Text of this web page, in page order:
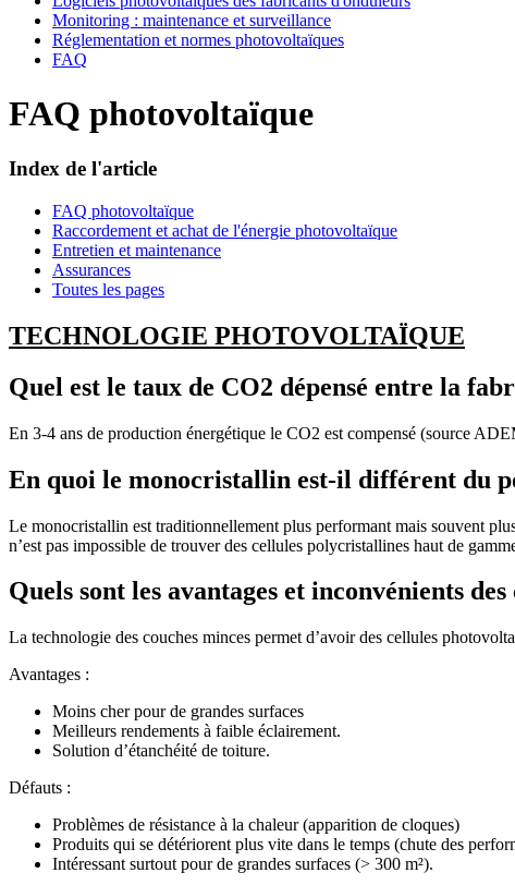
Monitoring : maintenance et surveillance
Réglementation et normes photovoltaïques
FAQ
FAQ photovoltaïque
Index de l'article
FAQ photovoltaïque
Raccordement et achat de l'énergie photovoltaïque
Entretien et maintenance
Assurances
Toutes les pages
TECHNOLOGIE PHOTOVOLTAÏQUE
Quel est le taux de CO2 dépensé entre la
En 3-4 ans de production énergétique le CO2 est compensé (source
En quoi le monocristallin est-il différent du
Le monocristallin est traditionnellement plus performant mais souvent
n’est pas impossible de trouver des cellules polycristallines haut de
Quels sont les avantages et inconvénients
La technologie des couches minces permet d’avoir des cellules
Avantages :
Moins cher pour de grandes surfaces
Meilleurs rendements à faible éclairement.
Solution d’étanchéité de toiture.
Défauts :
Problèmes de résistance à la chaleur (apparition de cloques)
Produits qui se détériorent plus vite dans le temps (chute des
Intéressant surtout pour de grandes surfaces (> 300 m²).